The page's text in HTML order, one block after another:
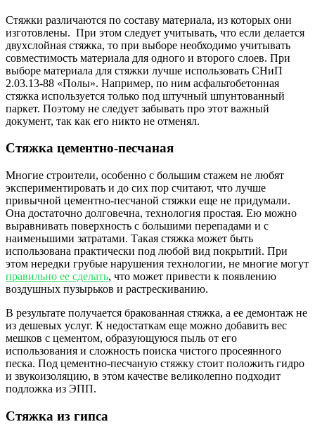
Стяжки различаются по составу материала, из которых они
изготовлены. При этом следует учитывать, что если делается
двухслойная стяжка, то при выборе необходимо учитывать
совместимость материала для одного и второго слоев. При
выборе материала для стяжки лучше использовать СНиП
2.03.13-88 «Полы». Например, по ним асфальтобетонная
стяжка используется только под штучный шпунтованный
паркет. Поэтому не следует забывать про этот важный
документ, так как его никто не отменял.
Стяжка цементно-песчаная
Многие строители, особенно с большим стажем не любят
экспериментировать и до сих пор считают, что лучше
привычной цементно-песчаной стяжки еще не придумали.
Она достаточно долговечна, технология простая. Ею можно
выравнивать поверхность с большими перепадами и с
наименьшими затратами. Такая стяжка может быть
использована практически под любой вид покрытий. При
этом нередки грубые нарушения технологии, не многие могут
правильно ее сделать, что может привести к появлению
воздушных пузырьков и растрескиванию.
В результате получается бракованная стяжка, а ее демонтаж не
из дешевых услуг. К недостаткам еще можно добавить вес
мешков с цементом, образующуюся пыль от его
использования и сложность поиска чистого просеянного
песка. Под цементно-песчаную стяжку стоит положить гидро
и звукоизоляцию, в этом качестве великолепно подходит
подложка из ЭПП.
Стяжка из гипса